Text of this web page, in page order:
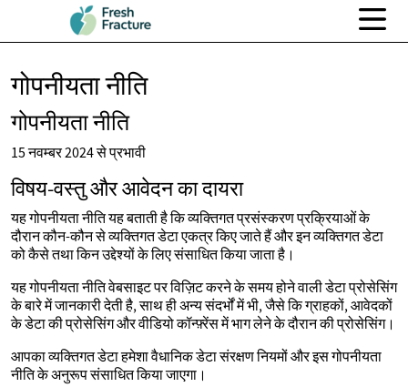
गोपनीयता नीति
गोपनीयता नीति
15 नवम्बर 2024 से प्रभावी
विषय-वस्तु और आवेदन का दायरा
यह गोपनीयता नीति यह बताती है कि व्यक्तिगत प्रसंस्करण प्रक्रियाओं के
दौरान कौन-कौन से व्यक्तिगत डेटा एकत्र किए जाते हैं और इन व्यक्तिगत डेटा
को कैसे तथा किन उद्देश्यों के लिए संसाधित किया जाता है।
यह गोपनीयता नीति वेबसाइट पर विज़िट करने के समय होने वाली डेटा प्रोसेसिंग
के बारे में जानकारी देती है, साथ ही अन्य संदर्भों में भी, जैसे कि ग्राहकों, आवेदकों
के डेटा की प्रोसेसिंग और वीडियो कॉन्फ़्रेंस में भाग लेने के दौरान की प्रोसेसिंग।
आपका व्यक्तिगत डेटा हमेशा वैधानिक डेटा संरक्षण नियमों और इस गोपनीयता
नीति के अनुरूप संसाधित किया जाएगा।